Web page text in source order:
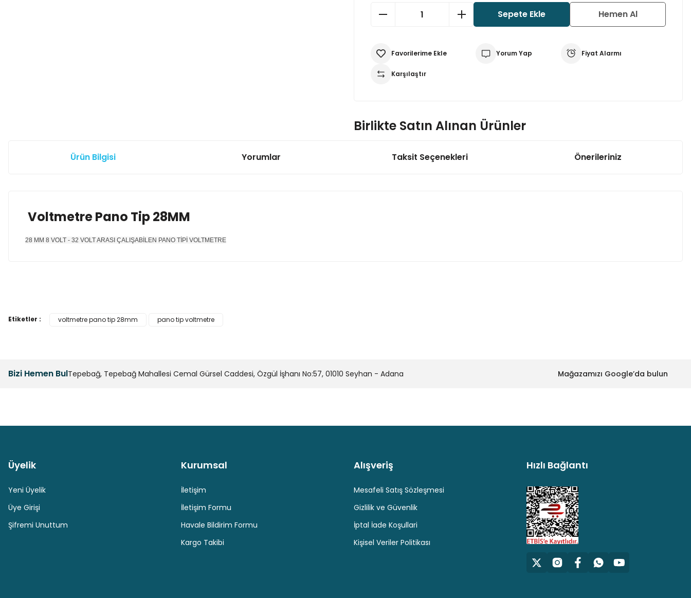
Sepete Ekle Hemen Al
Yorum Yap Fiyat Alarmı
Karşılaştır
Birlikte Satın Alınan Ürünler
Dijital Voltmetre DC 0-100V 3 Kablolu
Ürün Bilgisi Yorumlar Taksit Seçenekleri Önerileriniz
Voltmetre Pano Tip 28MM
28 MM 8 VOLT - 32 VOLT ARASI ÇALIŞABİLEN PANO TİPİ VOLTMETRE
Ürün fiyatı diğer sitelerden daha pahalı.
Gönder
Etiketler : voltmetre pano tip 28mm pano tip voltmetre
Bizi Hemen BulTepebağ, Tepebağ Mahallesi Cemal Gürsel Caddesi, Özgül İşhanı No:57, 01010 Seyhan - Adana Mağazamızı Google’da bulun
Güvenli Ödeme Hediyeli Ürün Seçenekleri
Üyelik
Yeni Üyelik
Üye Girişi
Şifremi Unuttum
Kurumsal
İletişim
İletişim Formu
Havale Bildirim Formu
Kargo Takibi
Alışveriş
Mesafeli Satış Sözleşmesi
Gizlilik ve Güvenlik
İptal İade Koşullari
Kişisel Veriler Politikası
Hızlı Bağlantı